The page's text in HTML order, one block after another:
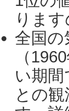
りま
全国の
（
い期
との